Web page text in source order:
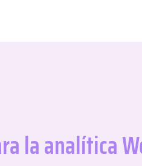
la analítica